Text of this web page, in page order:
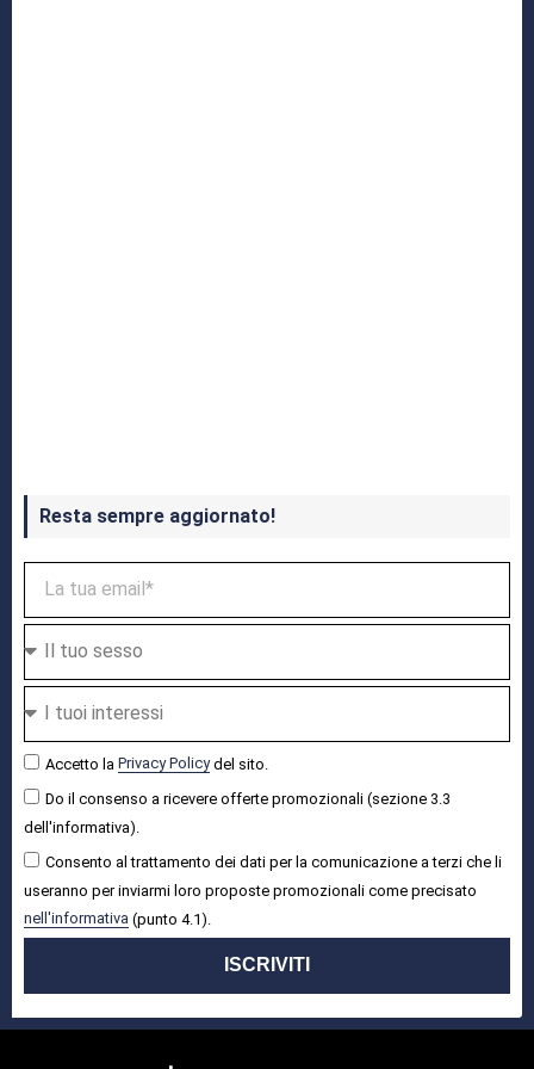
Resta sempre aggiornato!
Accetto la Privacy Policydel sito.
Do il consenso a ricevere offerte promozionali (sezione 3.3
dell'informativa).
Consento al trattamento dei dati per la comunicazione a terzi che li
useranno per inviarmi loro proposte promozionali come precisato
nell'informativa (punto 4.1).
ISCRIVITI